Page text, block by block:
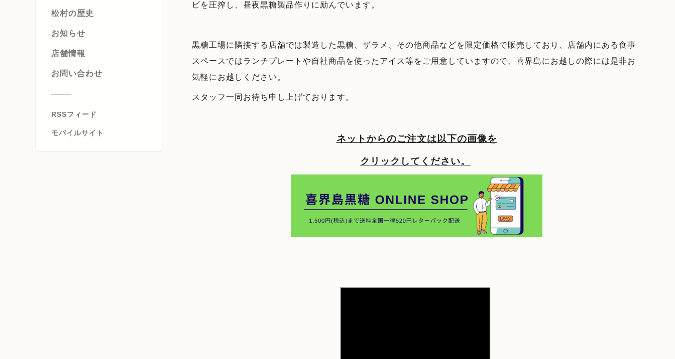
松村の歴史
お知らせ
店舗情報
お問い合わせ
RSSフィード
モバイルサイト
ビを圧搾し、昼夜黒糖製品作りに励んでいます。
黒糖工場に隣接する店舗では製造した黒糖、ザラメ、その他商品などを限定価格で販売しており、
店舗内にある食事
スペースではランチプレートや自社商品を使ったアイス等をご用意していますので、喜界島にお越しの際には是非お
気軽にお越しください。
スタッフ一同お待ち申し上げております。
ネットからのご注文は以下の画像を
クリックしてください。